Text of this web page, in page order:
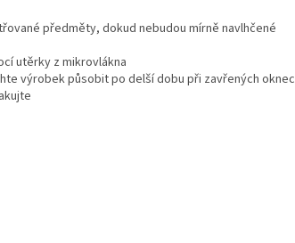
předměty, dokud nebudou mírně navlhčené
utěrky z mikrovlákna
výrobek působit po delší dobu při zavřených